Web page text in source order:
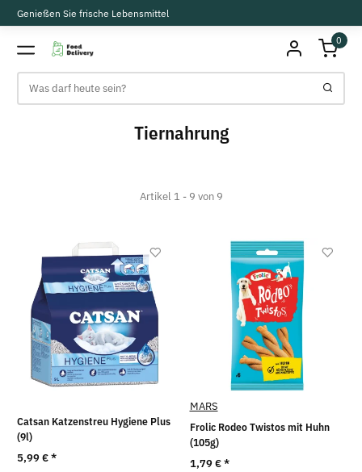
Genießen Sie frische Lebensmittel
0
Tiernahrung
Artikel 1 - 9 von 9
Catsan Katzenstreu Hygiene Plus
(9l)
5,99 €*
MARS
Frolic Rodeo Twistos mit Huhn
(105g)
1,79 €*